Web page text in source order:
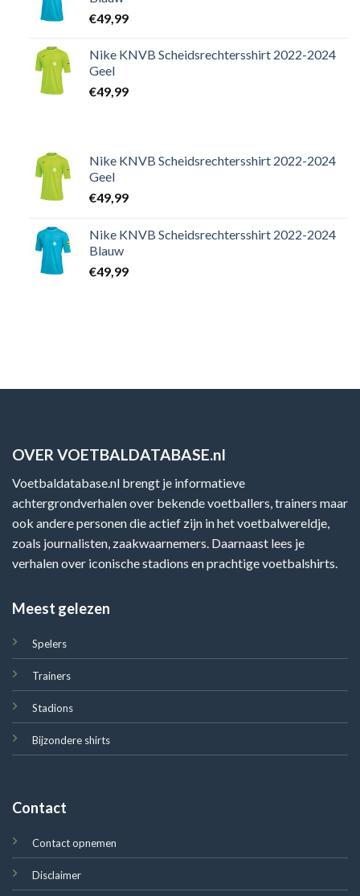
€49,99
Nike KNVB Scheidsrechtersshirt 2022-2024
Geel
€49,99
Nike KNVB Scheidsrechtersshirt 2022-2024
Geel
€49,99
Nike KNVB Scheidsrechtersshirt 2022-2024
Blauw
€49,99
OVER VOETBALDATABASE.nl
Voetbaldatabase.nl brengt je informatieve
achtergrondverhalen over bekende voetballers, trainers maar
ook andere personen die actief zijn in het voetbalwereldje,
zoals journalisten, zaakwaarnemers. Daarnaast lees je
verhalen over iconische stadions en prachtige voetbalshirts.
Meest gelezen
Spelers
Trainers
Stadions
Bijzondere shirts
Contact
Contact opnemen
Disclaimer